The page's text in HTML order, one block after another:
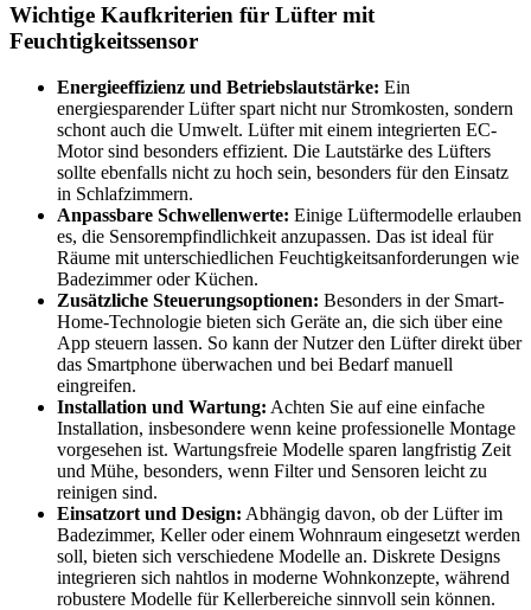
Wichtige Kaufkriterien für Lüfter mit
Feuchtigkeitssensor
Energieeffizienz und Betriebslautstärke: Ein
energiesparender Lüfter spart nicht nur Stromkosten, sondern
schont auch die Umwelt. Lüfter mit einem integrierten EC-
Motor sind besonders effizient. Die Lautstärke des Lüfters
sollte ebenfalls nicht zu hoch sein, besonders für den Einsatz
in Schlafzimmern.
Anpassbare Schwellenwerte: Einige Lüftermodelle erlauben
es, die Sensorempfindlichkeit anzupassen. Das ist ideal für
Räume mit unterschiedlichen Feuchtigkeitsanforderungen wie
Badezimmer oder Küchen.
Zusätzliche Steuerungsoptionen: Besonders in der Smart-
Home-Technologie bieten sich Geräte an, die sich über eine
App steuern lassen. So kann der Nutzer den Lüfter direkt über
das Smartphone überwachen und bei Bedarf manuell
eingreifen.
Installation und Wartung: Achten Sie auf eine einfache
Installation, insbesondere wenn keine professionelle Montage
vorgesehen ist. Wartungsfreie Modelle sparen langfristig Zeit
und Mühe, besonders, wenn Filter und Sensoren leicht zu
reinigen sind.
Einsatzort und Design: Abhängig davon, ob der Lüfter im
Badezimmer, Keller oder einem Wohnraum eingesetzt werden
soll, bieten sich verschiedene Modelle an. Diskrete Designs
integrieren sich nahtlos in moderne Wohnkonzepte, während
robustere Modelle für Kellerbereiche sinnvoll sein können.